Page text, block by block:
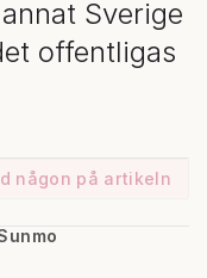
Sverige
offentligas
någon på artikeln